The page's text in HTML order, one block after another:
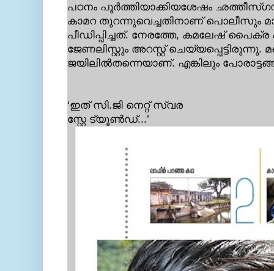
പഠനം പൂര്‍ത്തിയാക്കിയശേഷം
കാമറ തുറന്നുവെച്ചതിനാണ് പൊലീസും
പീഡിപ്പിച്ചത്. നേരത്തേ, കമലേഷ്
ജേണലിസ്റ്റും അറസ്റ്റ് ചെയ്യപ്പെട്ടിരുന്നു.
ജയിലില്‍തന്നെയാണ്. എങ്കിലും
‘ഇത് സി.ജി നെറ്റ് സ്വര
സ്റ്റേ ട്യൂണ്‍ഡ്...’